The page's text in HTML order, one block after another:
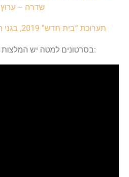
שדרה – ערוץ 13
תערוכת “בית חדש” 2019, בגני התערוכה תל אביב
בסרטונים למטה יש המלצות של לקוחות מרוצים: